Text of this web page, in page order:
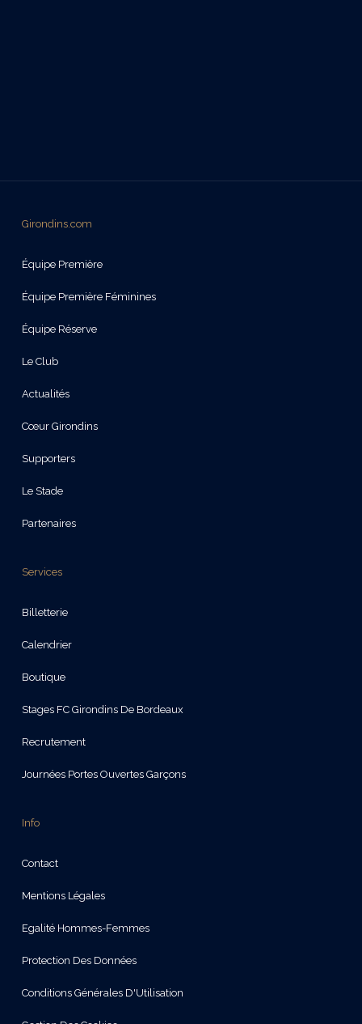
Girondins.com
Équipe Première
Équipe Première Féminines
Équipe Réserve
Le Club
Actualités
Cœur Girondins
Supporters
Le Stade
Partenaires
Services
Billetterie
Calendrier
Boutique
Stages FC Girondins De Bordeaux
Recrutement
Journées Portes Ouvertes Garçons
Info
Contact
Mentions Légales
Egalité Hommes-Femmes
Protection Des Données
Conditions Générales D'Utilisation